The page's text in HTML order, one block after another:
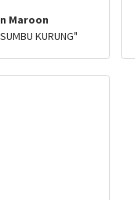
Maroon
KURUNG"